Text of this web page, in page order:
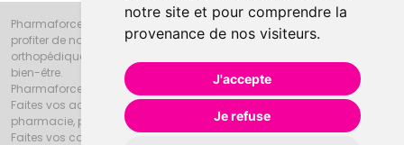
notre site et pour comprendre la
provenance de nos visiteurs.
J'accepte
Je refuse
Pharmaforce.fr et la Grande Pharmacie d’Amiens vous souhaitent de
profiter de notre accueil, de nos conseils pharmaceutiques,
orthopédiques, homéopathiques, parapharmaceutiques, beauté et
bien-être.
Pharmaforce.fr est le site internet de la Grande Pharmacie d’Amiens.
Faites vos achats en ligne grâce à un choix de 20000 références en
pharmacie, parapharmacie, diététique et animaux (vétérinaire).
Faites vos courses de pharmacie et parapharmacie en ligne et venez